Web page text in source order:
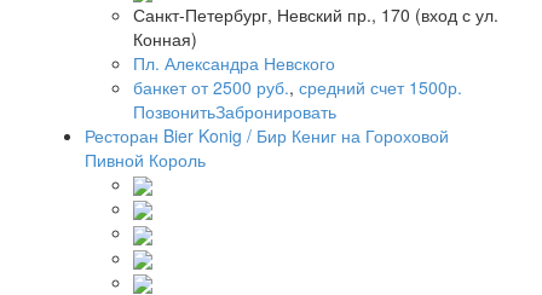
Санкт-Петербург, Невский пр., 170 (вход с ул.
Конная)
Пл. Александра Невского
банкет от 2500 руб., средний счет 1500р.
ПозвонитьЗабронировать
Ресторан Bier Konig / Бир Кениг на Гороховой
Пивной Король